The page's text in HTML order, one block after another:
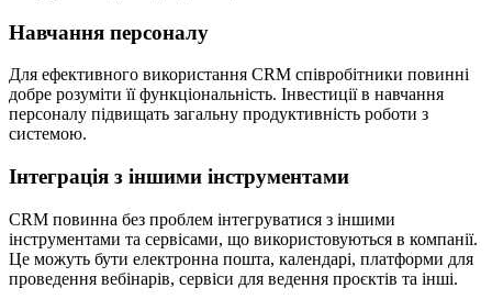
Навчання персоналу
Для ефективного використання CRM співробітники повинні
добре розуміти її функціональність. Інвестиції в навчання
персоналу підвищать загальну продуктивність роботи з
системою.
Інтеграція з іншими інструментами
CRM повинна без проблем інтегруватися з іншими
інструментами та сервісами, що використовуються в компанії.
Це можуть бути електронна пошта, календарі, платформи для
проведення вебінарів, сервіси для ведення проєктів та інші.